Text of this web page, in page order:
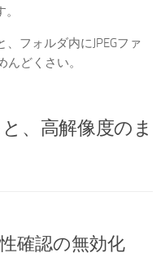
、フォルダ内にJPEGファ
どくさい。
、高解像度のま
確認の無効化